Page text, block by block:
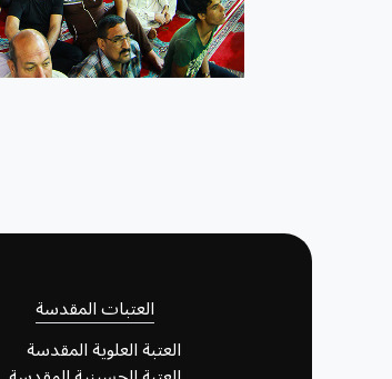
العتبات المقدسة
العتبة العلوية المقدسة